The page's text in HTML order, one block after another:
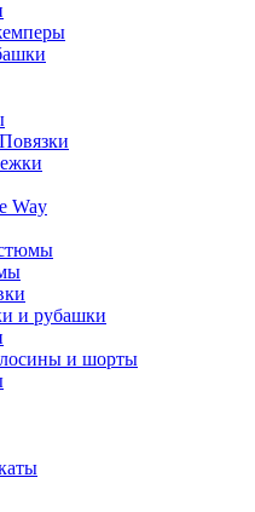
Way
и рубашки
и шорты